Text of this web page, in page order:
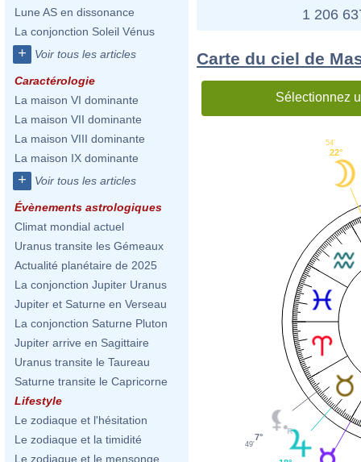
Lune AS en dissonance
La conjonction Soleil Vénus
+ Voir tous les articles
Caractérologie
La maison VI dominante
La maison VII dominante
La maison VIII dominante
La maison IX dominante
+ Voir tous les articles
Évènements astrologiques
Climat mondial actuel
Uranus transite les Gémeaux
Actualité planétaire de 2025
La conjonction Jupiter Uranus
Jupiter et Saturne en Verseau
La conjonction Saturne Pluton
Jupiter arrive en Sagittaire
Uranus transite le Taureau
Saturne transite le Capricorne
Lifestyle
Le zodiaque et l'hésitation
Le zodiaque et la timidité
Le zodiaque et le mensonge
1 206
Carte du ciel de
Sélectionnez
22°
54'
7°
49'